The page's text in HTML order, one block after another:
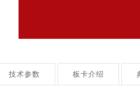
技术参数 板卡介绍